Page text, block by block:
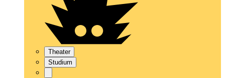
Theater
Studium